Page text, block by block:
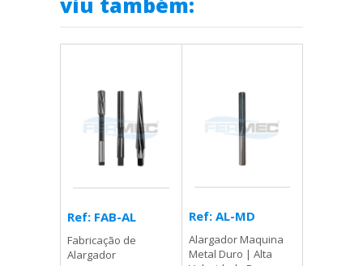
Ref: FAB-AL
Fabricação de
Alargador
Ref: AL-MD
Alargador Maquina
Metal Duro | Alta